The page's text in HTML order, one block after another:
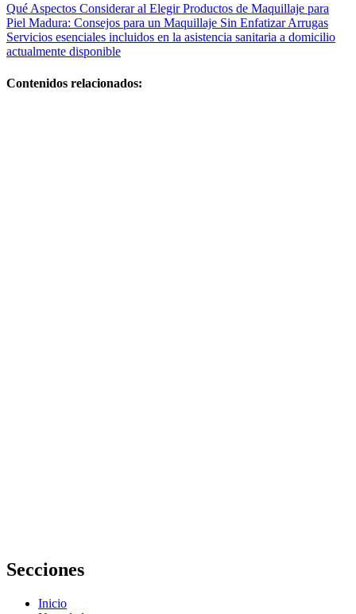
Navegación
de
entradas
Qué Aspectos Considerar al Elegir Productos de Maquillaje para
Piel Madura: Consejos para un Maquillaje Sin Enfatizar Arrugas
Servicios esenciales incluidos en la asistencia sanitaria a domicilio
actualmente disponible
Contenidos relacionados:
Secciones
Inicio